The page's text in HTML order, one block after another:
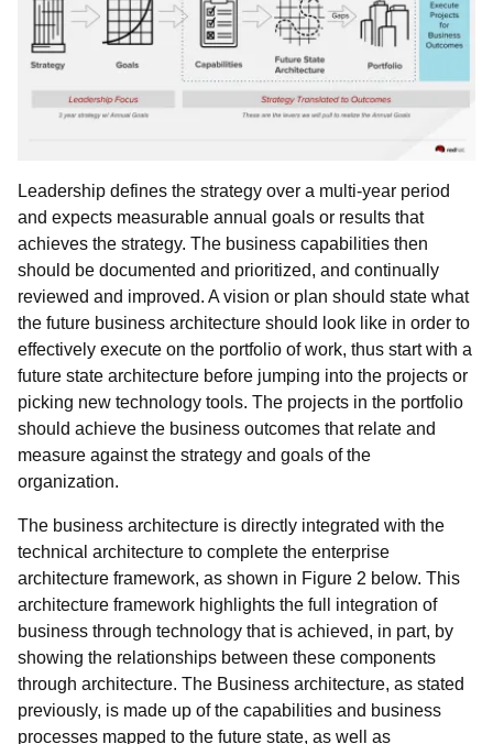
Leadership defines the strategy over a multi-year period
and expects measurable annual goals or results that
achieves the strategy. The business capabilities then
should be documented and prioritized, and continually
reviewed and improved. A vision or plan should state what
the future business architecture should look like in order to
effectively execute on the portfolio of work, thus start with a
future state architecture before jumping into the projects or
picking new technology tools. The projects in the portfolio
should achieve the business outcomes that relate and
measure against the strategy and goals of the
organization.
The business architecture is directly integrated with the
technical architecture to complete the enterprise
architecture framework, as shown in Figure 2 below. This
architecture framework highlights the full integration of
business through technology that is achieved, in part, by
showing the relationships between these components
through architecture. The Business architecture, as stated
previously, is made up of the capabilities and business
processes mapped to the future state, as well as